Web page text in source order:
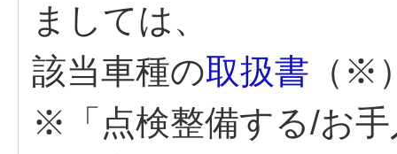
ましては、
該当車種の取扱書 （※
※「点検整備する/お